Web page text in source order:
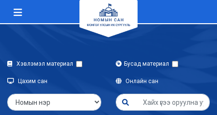
Хэвлэмэл материал Бусад материал
Цахим сан Онлайн сан